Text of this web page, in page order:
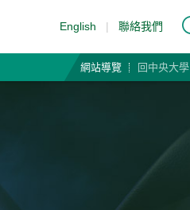
English | 聯絡我們
網站導覽 回中央大學